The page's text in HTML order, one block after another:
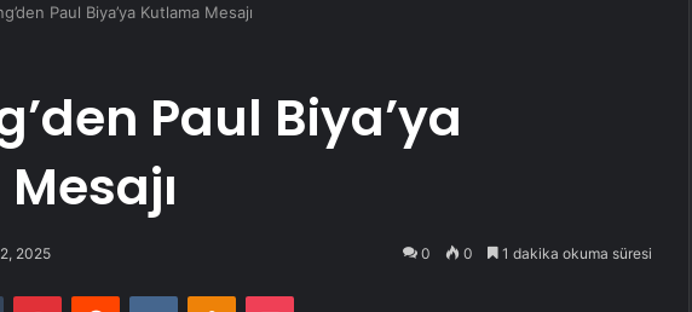
Paul Biya’ya Kutlama Mesajı
Paul Biya’ya
2025 0 0 1 dakika okuma süresi
Tumblr PinterestReddit VKontakteOdnoklassniki
Pocket